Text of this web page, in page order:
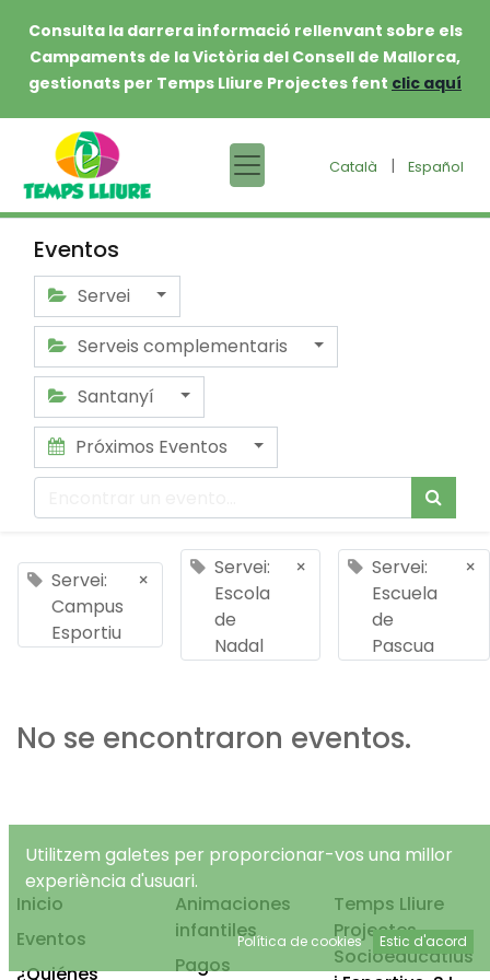
Consulta la darrera informació rellenvant sobre els
Campaments de la Victòria del Consell de Mallorca,
gestionats per Temps Lliure Projectes fent clic aquí
Català | Español
Eventos
Servei
Serveis complementaris
Santanyí
Próximos Eventos
Servei:
Campus
Esportiu
×
Servei:
Escola
de
Nadal
×
Servei:
Escuela
de
Pascua
×
No se encontraron eventos.
Inicio
Eventos
¿Quiénes
Animaciones
infantiles
Pagos
Temps Lliure
Projectes
Socioeducatius
Utilitzem galetes per proporcionar-vos una millor
experiència d'usuari.
Política de cookies Estic d'acord